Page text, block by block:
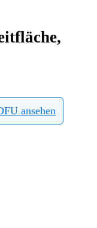
ansehen